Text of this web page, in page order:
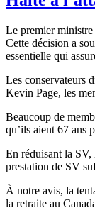
Le premier ministre
Cette décision a
essentielle qui
Les conservateurs
Kevin Page, les
Beaucoup de
qu’ils aient 67 ans
En réduisant la SV,
prestation de SV
À notre avis, la
la retraite au